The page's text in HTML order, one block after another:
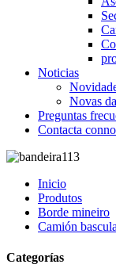
Noticias
Novas
Preguntas
Contacta
Inicio
Produtos
Borde mineiro
Camión
Categorías